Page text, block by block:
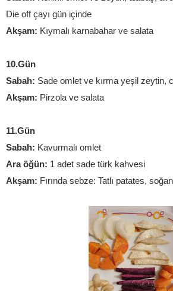
Die off çayı gün içinde
Akşam: Kıymalı karnabahar ve salata
10.Gün
Sabah: Sade omlet ve kırma yeşil zeytin,
Akşam: Pirzola ve salata
11.Gün
Sabah: Kavurmalı omlet
Ara öğün: 1 adet sade türk kahvesi
Akşam: Fırında sebze: Tatlı patates,